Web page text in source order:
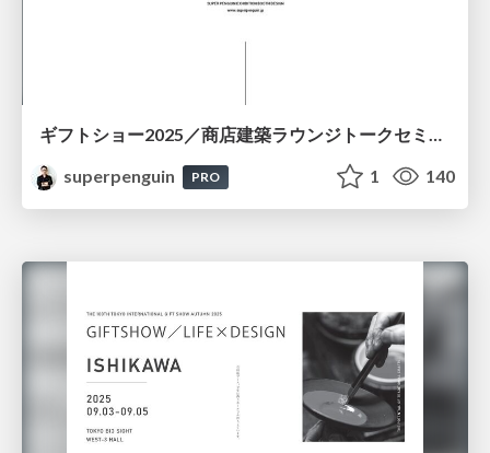
ギフトショー2025／商店建築ラウンジトークセミナー［スライド］
superpenguin
PRO 1 140